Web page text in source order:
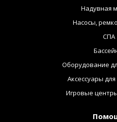
Надувная
Насосы,
СПА
Оборудование
Аксессуары
Игровые